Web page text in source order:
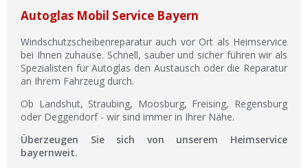
Autoglas Mobil Service Bayern
Windschutzscheibenreparatur auch vor Ort als Heimservice
bei Ihnen zuhause. Schnell, sauber und sicher führen wir als
Spezialisten für Autoglas den Austausch oder die Reparatur
an Ihrem Fahrzeug durch.
Ob Landshut, Straubing, Moosburg, Freising, Regensburg
oder Deggendorf - wir sind immer in Ihrer Nähe.
Überzeugen Sie sich von unserem Heimservice
bayernweit.